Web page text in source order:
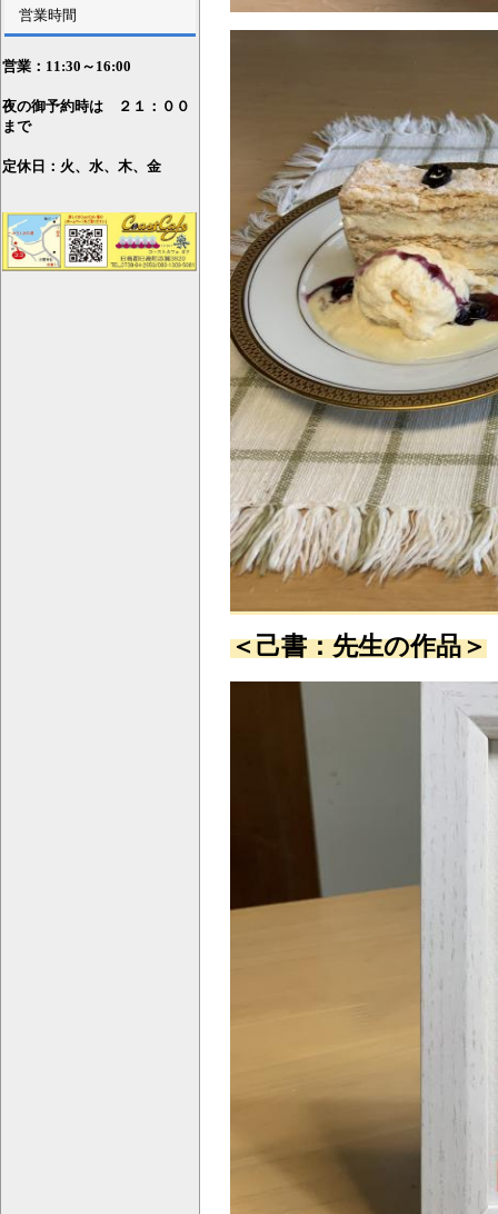
営業時間
営業：11:30～16:00
夜の御予約時は ２１：００
まで
定休日：火、水、木、金
＜己書：先生の作品＞